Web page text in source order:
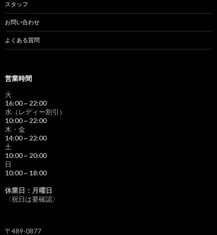
スタッフ
お問い合わせ
よくある質問
営業時間
火
16:00~ 22:00
水（レディー割引）
10:00~ 22:00
木・金
14:00~ 22:00
土
10:00~ 20:00
日
10:00~ 18:00
休業日：月曜日
〈祝日は要確認〉
〒489-0877